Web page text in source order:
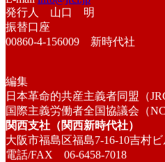
発行人 山口 明
振替口座
00860-4-156009 新時代社
編集
日本革命的共産主義者同盟（
国際主義労働者全国協議会（
関西支社（関西新時代社）
大阪市福島区福島7-16-10吉村ビ
電話/FAX 06-6458-7018